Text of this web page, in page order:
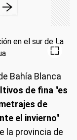
Bahía Blanca
de fina "es
de
el invierno"
la provincia de